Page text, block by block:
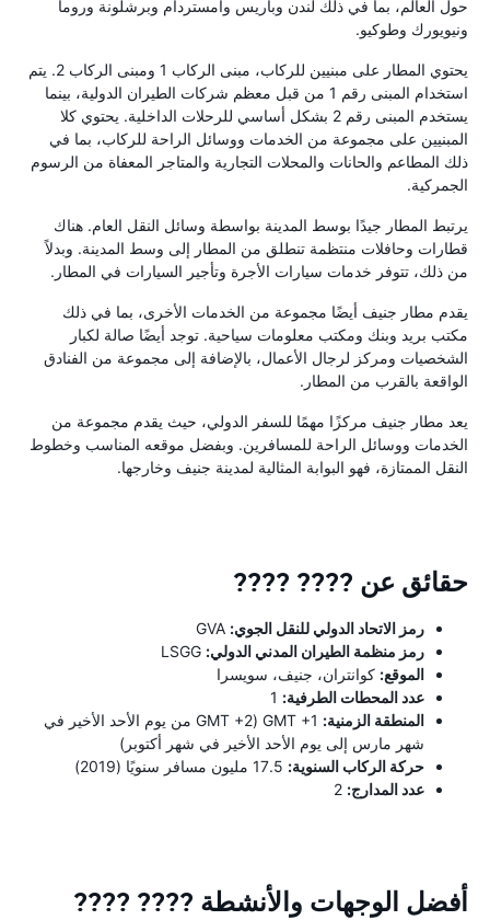
حول العالم، بما في ذلك لندن وباريس وأمستردام وبرشلونة وروما
ونيويورك وطوكيو.
يحتوي المطار على مبنيين للركاب، مبنى الركاب 1 ومبنى الركاب 2. يتم
استخدام المبنى رقم 1 من قبل معظم شركات الطيران الدولية، بينما
يستخدم المبنى رقم 2 بشكل أساسي للرحلات الداخلية. يحتوي كلا
المبنيين على مجموعة من الخدمات ووسائل الراحة للركاب، بما في
ذلك المطاعم والحانات والمحلات التجارية والمتاجر المعفاة من الرسوم
الجمركية.
يرتبط المطار جيدًا بوسط المدينة بواسطة وسائل النقل العام. هناك
قطارات وحافلات منتظمة تنطلق من المطار إلى وسط المدينة. وبدلاً
من ذلك، تتوفر خدمات سيارات الأجرة وتأجير السيارات في المطار.
يقدم مطار جنيف أيضًا مجموعة من الخدمات الأخرى، بما في ذلك
مكتب بريد وبنك ومكتب معلومات سياحية. توجد أيضًا صالة لكبار
الشخصيات ومركز لرجال الأعمال، بالإضافة إلى مجموعة من الفنادق
الواقعة بالقرب من المطار.
يعد مطار جنيف مركزًا مهمًا للسفر الدولي، حيث يقدم مجموعة من
الخدمات ووسائل الراحة للمسافرين. وبفضل موقعه المناسب وخطوط
النقل الممتازة، فهو البوابة المثالية لمدينة جنيف وخارجها.
حقائق عن ???? ????
رمز الاتحاد الدولي للنقل الجوي:
رمز منظمة الطيران المدني الدولي:
الموقع: كوانتران، جنيف، سويسرا
عدد المحطات الطرفية:
المنطقة الزمنية:
GMT +1 (GMT +2 من يوم الأحد الأخير في
شهر مارس إلى يوم الأحد الأخير في شهر أكتوبر)
حركة الركاب السنوية:
عدد المدارج:
أفضل الوجهات والأنشطة ???? ????